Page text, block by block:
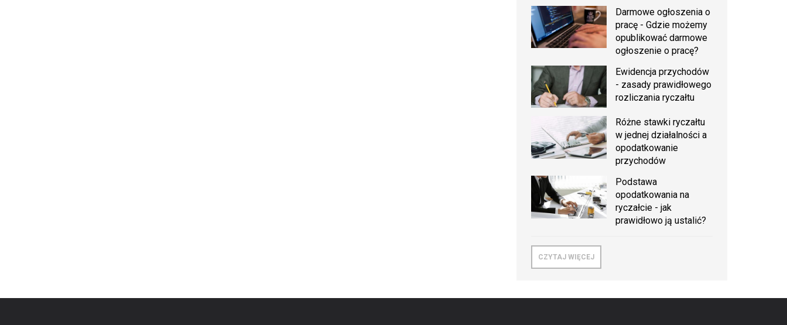
Darmowe ogłoszenia o
pracę - Gdzie możemy
opublikować darmowe
ogłoszenie o pracę?
Ewidencja przychodów
- zasady prawidłowego
rozliczania ryczałtu
Różne stawki ryczałtu
w jednej działalności a
opodatkowanie
przychodów
Podstawa
opodatkowania na
ryczałcie - jak
prawidłowo ją ustalić?
CZYTAJ WIĘCEJ